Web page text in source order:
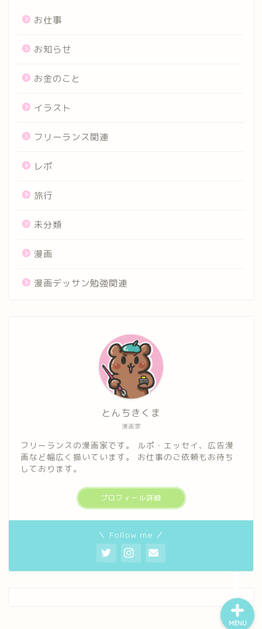
お仕事
お知らせ
お金のこと
イラスト
フリーランス関連
レポ
旅行
未分類
漫画
漫画デッサン勉強関連
漫画家
とんちきくま
フリーランスの漫画家です。 ルポ・エッセイ、広告漫
画など幅広く描いています。 お仕事のご依頼もお待ち
しております。
プロフィール詳細
＼ Follow me ／
MENU
ホーム
ポートフォリオ